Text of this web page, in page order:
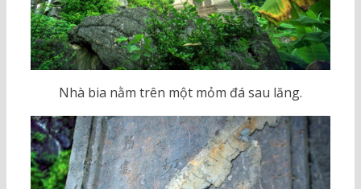
Nhà bia nằm trên một mỏm đá sau lăng.